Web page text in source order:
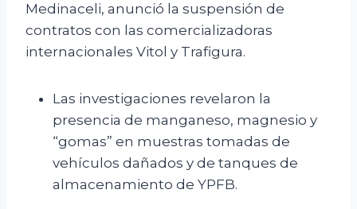
Medinaceli, anunció la suspensión de
contratos con las comercializadoras
internacionales Vitol y Trafigura.
Las investigaciones revelaron la
presencia de manganeso, magnesio y
“gomas” en muestras tomadas de
vehículos dañados y de tanques de
almacenamiento de YPFB.